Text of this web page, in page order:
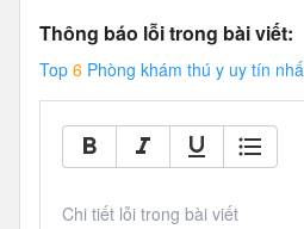
Thông báo lỗi trong bài viết:
Top 6 Phòng khám thú y uy tín
Chi tiết lỗi trong bài viết